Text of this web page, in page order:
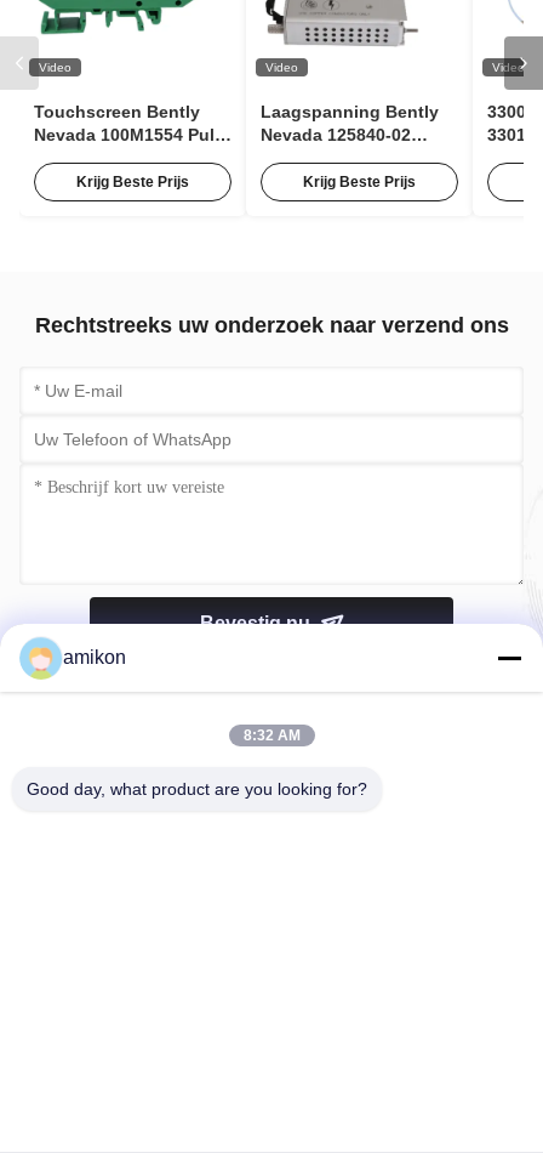
Video
Touchscreen Bently
Nevada 100M1554 Puls
Conditiebewaking
Krijg Beste Prijs
Video
Laagspanning Bently
Nevada 125840-02
ingangsmodule met 85
tot 264 Vac RMS
Krijg Beste Prijs
Video
3300
Rechtstreeks uw onderzoek naar verzend ons
Bevestig nu
amikon
8:32 AM
Good day, what product are you looking for?